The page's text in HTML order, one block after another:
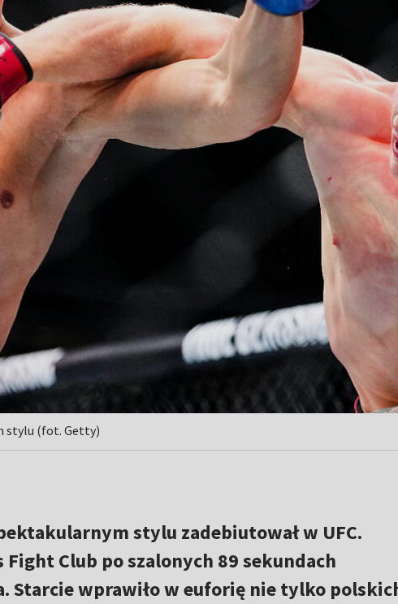
stylu (fot. Getty)
stylu zadebiutował w UFC.
Club po szalonych 89 sekundach
Starcie wprawiło w euforię nie tylko